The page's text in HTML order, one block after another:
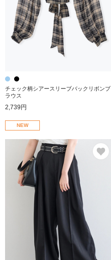
チェック柄シアースリーブバックリボンブ
ラウス
2,739円
NEW